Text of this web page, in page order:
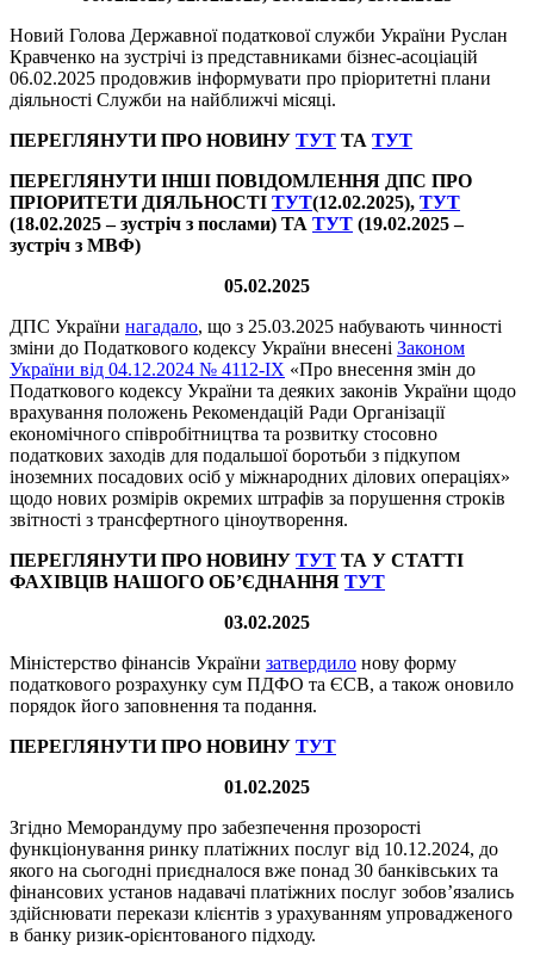
Новий Голова Державної податкової служби України Руслан
Кравченко на зустрічі із представниками бізнес-асоціацій
06.02.2025 продовжив інформувати про пріоритетні плани
діяльності Служби на найближчі місяці.
ПЕРЕГЛЯНУТИ ПРО НОВИНУ ТУТ ТА ТУТ
ПЕРЕГЛЯНУТИ ІНШІ ПОВІДОМЛЕННЯ ДПС ПРО
ПРІОРИТЕТИ ДІЯЛЬНОСТІ ТУТ(12.02.2025), ТУТ
(18.02.2025 – зустріч з послами) ТА ТУТ (19.02.2025 –
зустріч з МВФ)
05.02.2025
ДПС України нагадало, що з 25.03.2025 набувають чинності
зміни до Податкового кодексу України внесені Законом
України від 04.12.2024 № 4112-ІХ «Про внесення змін до
Податкового кодексу України та деяких законів України щодо
врахування положень Рекомендацій Ради Організації
економічного співробітництва та розвитку стосовно
податкових заходів для подальшої боротьби з підкупом
іноземних посадових осіб у міжнародних ділових операціях»
щодо нових розмірів окремих штрафів за порушення строків
звітності з трансфертного ціноутворення.
ПЕРЕГЛЯНУТИ ПРО НОВИНУ ТУТ ТА У СТАТТІ
ФАХІВЦІВ НАШОГО ОБ’ЄДНАННЯ ТУТ
03.02.2025
Міністерство фінансів України затвердило нову форму
податкового розрахунку сум ПДФО та ЄСВ, а також оновило
порядок його заповнення та подання.
ПЕРЕГЛЯНУТИ ПРО НОВИНУ ТУТ
01.02.2025
Згідно Меморандуму про забезпечення прозорості
функціонування ринку платіжних послуг від 10.12.2024, до
якого на сьогодні приєдналося вже понад 30 банківських та
фінансових установ надавачі платіжних послуг зобов’язались
здійснювати перекази клієнтів з урахуванням упровадженого
в банку ризик-орієнтованого підходу.